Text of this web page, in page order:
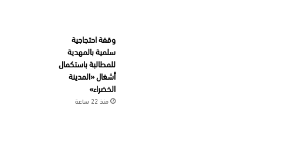
وقفة احتجاجية
سلمية بالمهدية
للمطالبة باستكمال
أشغال «المدينة
الخضراء»
منذ 22 ساعة